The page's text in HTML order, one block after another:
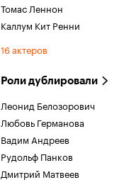
Томас Леннон
Каллум Кит Ренни
16 актеров
Роли дублировали
Леонид Белозорович
Любовь Германова
Вадим Андреев
Рудольф Панков
Дмитрий Матвеев